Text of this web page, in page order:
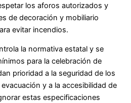
los aforos autorizados y
de decoración y mobiliario
evitar incendios.
la normativa estatal y se
para la celebración de
prioridad a la seguridad de los
y a la accesibilidad de
estas especificaciones